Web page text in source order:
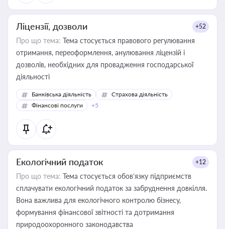
Ліцензії, дозволи +52
Про що тема: Тема стосується правового регулювання
отримання, переоформлення, анулювання ліцензій і
дозволів, необхідних для провадження господарської
діяльності
Банківська діяльність
Страхова діяльність
Фінансові послуги
+5
Екологічний податок +12
Про що тема: Тема стосується обов’язку підприємств
сплачувати екологічний податок за забруднення довкілля.
Вона важлива для екологічного контролю бізнесу,
формування фінансової звітності та дотримання
природоохоронного законодавства